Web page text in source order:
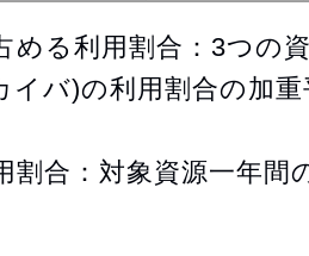
める利用割合：3つの
イバ)の利用割合の加重
割合：対象資源一年間